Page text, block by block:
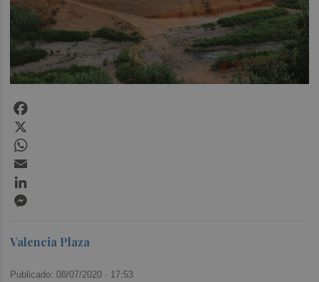
Valencia Plaza
Publicado: 08/07/2020 · 17:53